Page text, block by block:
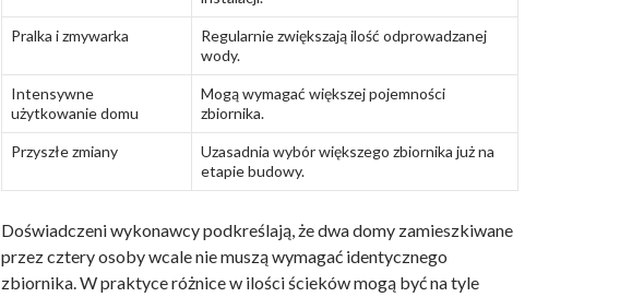
Pralka i zmywarka
Regularnie zwiększają ilość odprowadzanej
wody.
Intensywne
użytkowanie domu
Mogą wymagać większej pojemności
zbiornika.
Przyszłe zmiany
Uzasadnia wybór większego zbiornika już na
etapie budowy.
Doświadczeni wykonawcy podkreślają, że dwa domy zamieszkiwane
przez cztery osoby wcale nie muszą wymagać identycznego
zbiornika. W praktyce różnice w ilości ścieków mogą być na tyle